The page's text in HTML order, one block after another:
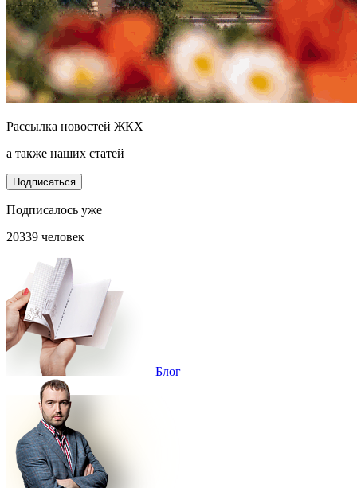
Рассылка новостей ЖКХ
а также наших статей
Подписаться
Подписалось уже
20339 человек
Блог